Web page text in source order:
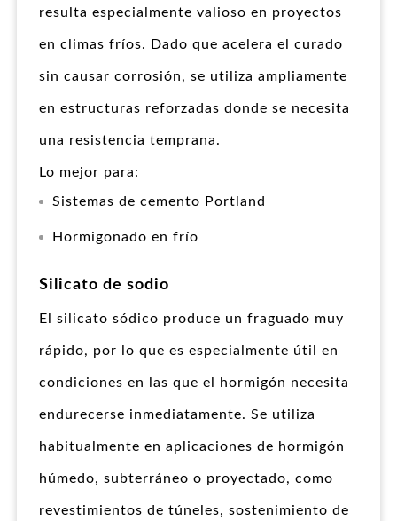
resulta especialmente valioso en proyectos
en climas fríos. Dado que acelera el curado
sin causar corrosión, se utiliza ampliamente
en estructuras reforzadas donde se necesita
una resistencia temprana.
Lo mejor para:
Sistemas de cemento Portland
Hormigonado en frío
Silicato de sodio
El silicato sódico produce un fraguado muy
rápido, por lo que es especialmente útil en
condiciones en las que el hormigón necesita
endurecerse inmediatamente. Se utiliza
habitualmente en aplicaciones de hormigón
húmedo, subterráneo o proyectado, como
revestimientos de túneles, sostenimiento de